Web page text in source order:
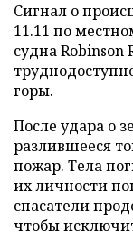
Сигнал о
11.11 по
судна Robinson
горы.
После удара о
разлившееся
пожар. Тела
их личности
спасатели
чтобы